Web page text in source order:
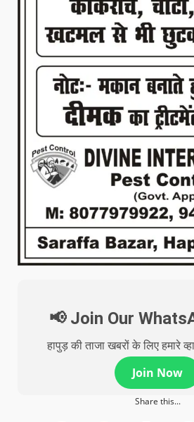
📢 Join Our
हापुड़ की ताजा खबरों के लिए हमारे
Join Now
Share this...